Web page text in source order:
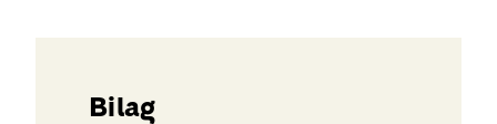
Bilag